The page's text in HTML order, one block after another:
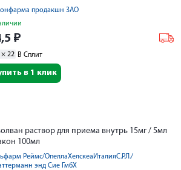
продакшн ЗАО
₽
× 22 В Сплит
в 1 клик
раствор для приема внутрь 15мг / 5мл
100мл
Реймс/ОпеллаХелскеаИталияС.Р.Л./
энд Сие ГмбХ